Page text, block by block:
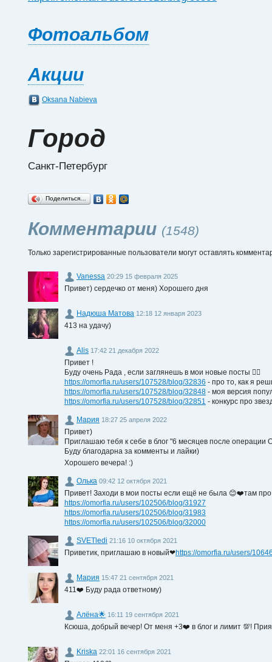
Фотоальбом
Акции
Oksana Nabieva
Город
Санкт-Петербург
Поделиться…
Комментарии (1548)
Только зарегистрированные пользователи могут оставлять
Vanessa 20:29 15 февраля 2025
Привет) сердечко от меня) Хорошего дня
Надюша Матова 12:18 12 января 2023
413 на удачу)
Alis 17:42 21 декабря 2022
Привет !
Буду очень Рада , если заглянешь в мои новые посты ❤️‍🔥
https://omorfia.ru/users/107528/blog/32836 - про то, как я
https://omorfia.ru/users/107528/blog/32848 - моя версия
https://omorfia.ru/users/107528/blog/32851 - конкурс про
Мария 18:27 25 апреля 2022
Привет)
Приглашаю тебя к себе в блог "6 месяцев после
Буду благодарна за комменты и лайки)
Хорошего вечера! :)
Олька 09:42 12 октября 2021
Привет! Заходи в мои посты если ещё не была 😊❤️там
https://omorfia.ru/users/102506/blog/31927
https://omorfia.ru/users/102506/blog/31983
https://omorfia.ru/users/102506/blog/32000
SVETledi 21:16 10 октября 2021
Приветик, приглашаю в новый❤https://omorfia.ru/users/
Мария 15:47 21 сентября 2021
411❤️ Буду рада ответному)
Алёна🌟 16:11 19 сентября 2021
Ксюша, добрый вечер! От меня +3❤️ в блог и лимит 💯!
Kriska 22:01 16 сентября 2021